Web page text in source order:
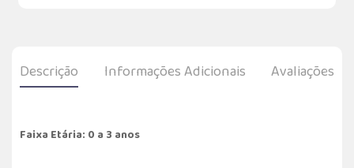
Descrição Informações Adicionais Avaliações
Faixa Etária: 0 a 3 anos